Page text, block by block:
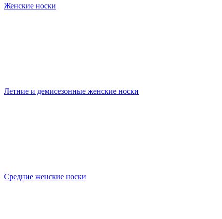
Женские носки
Летние и демисезонные женские носки
Средние женские носки